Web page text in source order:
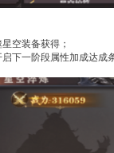
空装备获得；
下一阶段属性加成达成